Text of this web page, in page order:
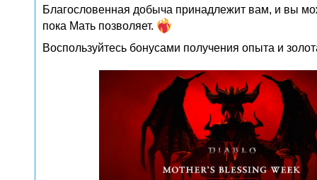
Благословенная добыча принадлежит вам, и вы
пока Мать позволяет.
Воспользуйтесь бонусами получения опыта и